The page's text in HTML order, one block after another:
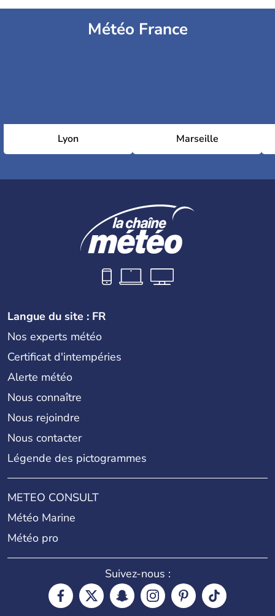
Météo France
Lyon Marseille
Langue du site : FR
Nos experts météo
Certificat d'intempéries
Alerte météo
Nous connaître
Nous rejoindre
Nous contacter
Légende des pictogrammes
METEO CONSULT
Météo Marine
Météo pro
Suivez-nous :